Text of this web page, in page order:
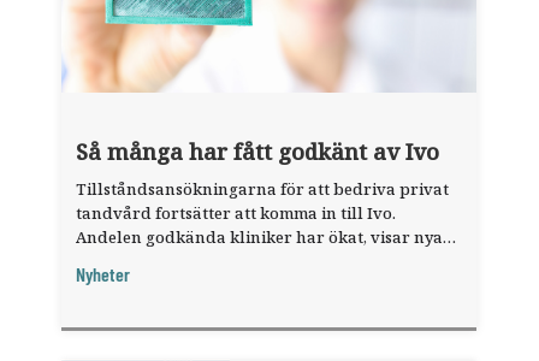
Så många har fått godkänt av Ivo
Tillståndsansökningarna för att bedriva privat
tandvård fortsätter att komma in till Ivo.
Andelen godkända kliniker har ökat, visar nya
Nyheter